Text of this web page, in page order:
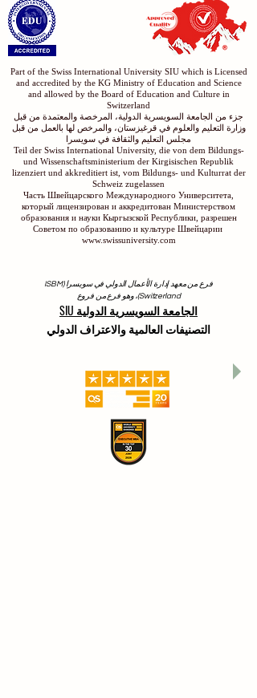
Part of the Swiss International University SIU which is Licensed
and accredited by the KG Ministry of Education and Science
and allowed by the Board of Education and Culture in
Switzerland
جزء من الجامعة السويسرية الدولية، المرخصة والمعتمدة من قبل
وزارة التعليم والعلوم في قرغيزستان، والمرخص لها بالعمل من قبل
مجلس التعليم والثقافة في سويسرا
Teil der Swiss International University, die von dem Bildungs-
und Wissenschaftsministerium der Kirgisischen Republik
lizenziert und akkreditiert ist, vom Bildungs- und Kulturrat der
Schweiz zugelassen
Часть Швейцарского Международного Университета,
который лицензирован и аккредитован Министерством
образования и науки Кыргызской Республики, разрешен
Советом по образованию и культуре Швейцарии
www.swissuniversity.com
فرع من معهد إدارة الأعمال الدولي في سويسرا (ISBM
Switzerland)، وهو فرع من فروع
الجامعة السويسرية الدولية SIU
التصنيفات العالمية والاعتراف الدولي